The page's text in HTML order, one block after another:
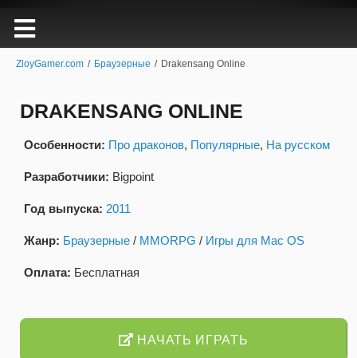
ZloyGamer.com / Браузерные / Drakensang Online
DRAKENSANG ONLINE
Особенности: Про драконов, Популярные, На русском
Разработчики: Bigpoint
Год выпуска: 2011
Жанр: Браузерные / MMORPG / Игры для Mac OS
Оплата: Бесплатная
НАЧАТЬ ИГРАТЬ